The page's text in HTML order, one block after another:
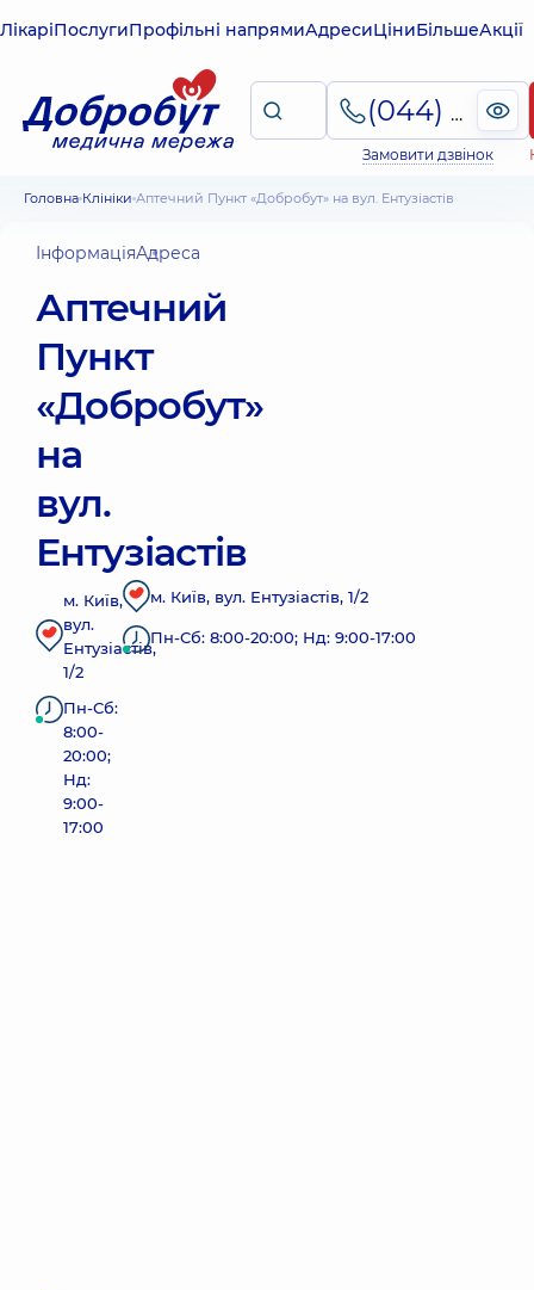
ЛікаріПослугиПрофільні напрямиАдресиЦіниБільшеАкції
(044) 495-2-888
Замовити дзвінок
Головна Клініки Аптечний Пункт «Добробут» на вул. Ентузіастів
ІнформаціяАдреса
Аптечний
Пункт
«Добробут»
на
вул.
Ентузіастів
м. Київ,
вул.
Ентузіастів,
1/2
Пн-Сб:
8:00-
20:00;
Нд:
9:00-
17:00
м. Київ, вул. Ентузіастів, 1/2
Пн-Сб: 8:00-20:00; Нд: 9:00-17:00